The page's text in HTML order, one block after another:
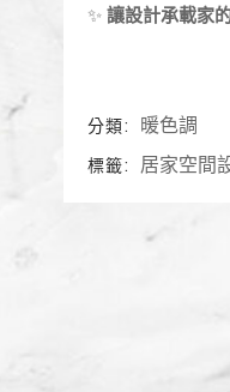
✨讓設計承載家
分類: 暖色調
標籤: 居家空間